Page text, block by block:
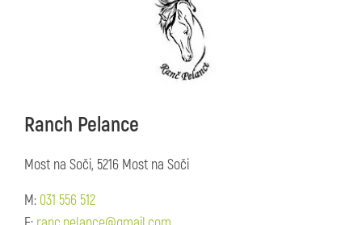
Ranch Pelance
Most na Soči, 5216 Most na Soči
M: 031 556 512